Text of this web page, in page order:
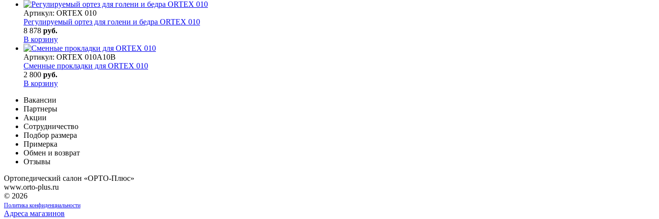
Артикул: ORTEX 010
Регулируемый ортез для голени и бедра ORTEX 010
8 878 руб.
В корзину
Артикул: ORTEX 010A10B
Сменные прокладки для ORTEX 010
2 800 руб.
В корзину
Вакансии
Партнеры
Акции
Сотрудничество
Подбор размера
Примерка
Обмен и возврат
Отзывы
Ортопедический салон «ОРТО-Плюс»
www.orto-plus.ru
© 2026
Политика конфиденциальности
Адреса магазинов